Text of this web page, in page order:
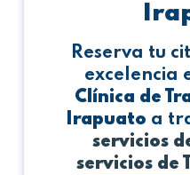
Reserva tu
excelencia
Clínica de
Irapuato a
servicios
servicios de